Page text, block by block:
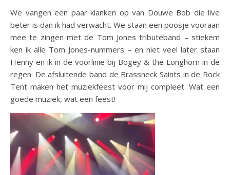
We vangen een paar klanken op van Douwe Bob die live
beter is dan ik had verwacht. We staan een poosje vooraan
mee te zingen met de Tom Jones tributeband – stiekem
ken ik alle Tom Jones-nummers – en niet veel later staan
Henny en ik in de voorlinie bij Bogey & the Longhorn in de
regen. De afsluitende band de Brassneck Saints in de Rock
Tent maken het muziekfeest voor mij compleet. Wat een
goede muziek, wat een feest!